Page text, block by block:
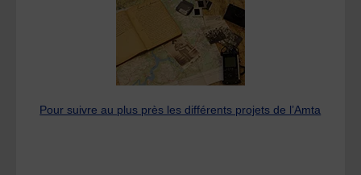
Pour suivre au plus près les différents projets de l’Amta